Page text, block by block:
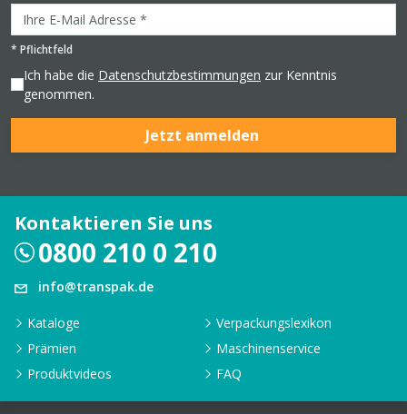
* Pflichtfeld
Ich habe die Datenschutzbestimmungen zur Kenntnis
genommen.
Jetzt anmelden
Kontaktieren Sie uns
0800 210 0 210
info@transpak.de
Kataloge
Verpackungslexikon
Prämien
Maschinenservice
Produktvideos
FAQ